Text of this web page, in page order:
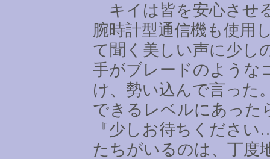
キイは皆を安心させ
腕時計型通信機も使用
て聞く美しい声に少し
手がブレードのような
け、勢い込んで言った
できるレベルにあった
『少しお待ちください
たちがいるのは、丁度